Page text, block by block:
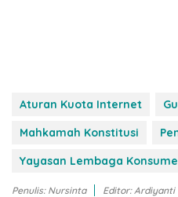
Aturan Kuota Internet
Mahkamah Konstitusi
Yayasan Lembaga
Penulis: Nursinta Editor: Ardiyanti